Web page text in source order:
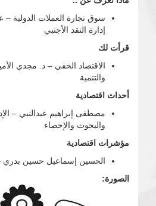
سوق تجارة العملات الدولية –
إدارة النقد الأجنبي
قرأت لك
الاقتصاد الخفي – د. مجدي
والتنمية
أحداث اقتصادية
مصطفى إبراهيم عبدالنبي –
والبحوث والإحصاء
مؤشرات اقتصادية
الحسين إسماعيل حسين بدري –
الصورة: